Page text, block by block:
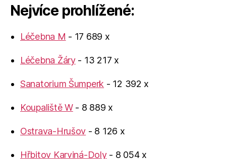
Nejvíce prohlížené:
Léčebna M - 17 689 x
Léčebna Žáry- 13 217 x
Sanatorium Šumperk - 12 392 x
Koupaliště W- 8 889 x
Ostrava-Hrušov - 8 126 x
Hřbitov Karviná-Doly- 8 054 x